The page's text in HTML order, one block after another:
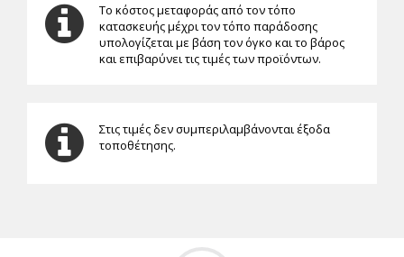
Το κόστος μεταφοράς από τον τόπο
κατασκευής μέχρι τον τόπο παράδοσης
υπολογίζεται με βάση τον όγκο και το βάρος
και επιβαρύνει τις τιμές των προϊόντων.
Στις τιμές δεν συμπεριλαμβάνονται έξοδα
τοποθέτησης.